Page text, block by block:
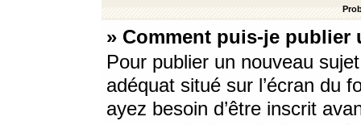
» Comment puis-je
Pour publier un nouveau
adéquat situé sur l’écran du
ayez besoin d’être inscrit